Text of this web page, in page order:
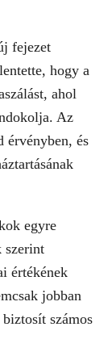
fejezet
hogy a
ahol
Az
érvényben, és
egyre
szerint
értékének
jobban
számos